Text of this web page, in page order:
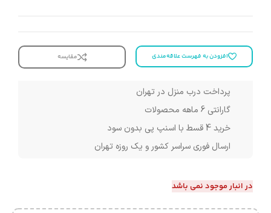
افزودن به فهرست علاقه‌مندی مقایسه
پرداخت درب منزل در تهران
گارانتی 6 ماهه محصولات
خرید 4 قسط با اسنپ پی بدون سود
ارسال فوری سراسر کشور و یک روزه تهران
در انبار موجود نمی باشد